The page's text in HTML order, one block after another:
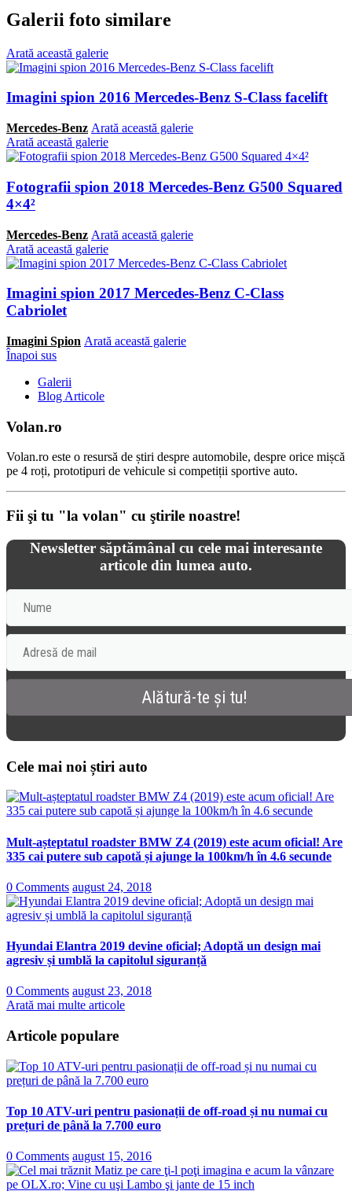
Galerii foto similare
Arată această galerie
Imagini spion 2016 Mercedes-Benz S-Class facelift
Mercedes-Benz Arată această galerie
Arată această galerie
Fotografii spion 2018 Mercedes-Benz G500 Squared
4×4²
Mercedes-Benz Arată această galerie
Arată această galerie
Imagini spion 2017 Mercedes-Benz C-Class
Cabriolet
Imagini Spion Arată această galerie
Înapoi sus
Galerii
Blog Articole
Volan.ro
Volan.ro este o resursă de știri despre automobile, despre orice mișcă
pe 4 roți, prototipuri de vehicule si competiții sportive auto.
Fii şi tu "la volan" cu ştirile noastre!
Newsletter săptămânal cu cele mai interesante
articole din lumea auto.
Cele mai noi știri auto
Mult-așteptatul roadster BMW Z4 (2019) este acum oficial! Are
335 cai putere sub capotă și ajunge la 100km/h în 4.6 secunde
0 Comments august 24, 2018
Hyundai Elantra 2019 devine oficial; Adoptă un design mai
agresiv și umblă la capitolul siguranță
0 Comments august 23, 2018
Arată mai multe articole
Articole populare
Top 10 ATV-uri pentru pasionații de off-road și nu numai cu
prețuri de până la 7.700 euro
0 Comments august 15, 2016